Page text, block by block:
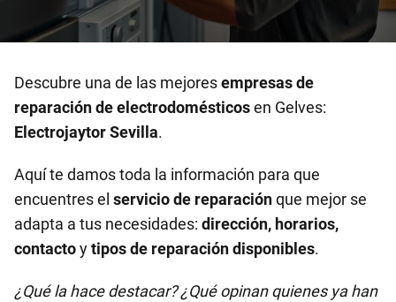
Descubre una de las mejoresempresas de
reparación de electrodomésticosen Gelves:
Electrojaytor Sevilla.
Aquí te damos toda la información para que
encuentres el servicio de reparaciónque mejor se
adapta a tus necesidades: dirección, horarios,
contactoytipos de reparación disponibles.
¿Qué la hace destacar? ¿Qué opinan quienes ya han